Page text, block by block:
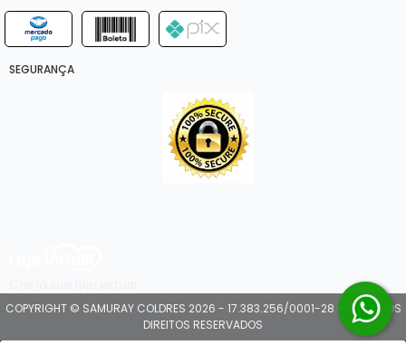
SEGURANÇA
COPYRIGHT © SAMURAY COLDRES 2026 - 17.383.256/0001-28 - TODOS OS
DIREITOS RESERVADOS